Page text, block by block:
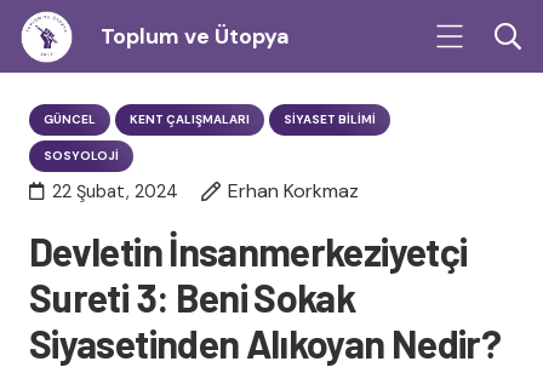
Toplum ve Ütopya
GÜNCEL KENT ÇALIŞMALARI SIYASET BILIMI
SOSYOLOJI
22 Şubat, 2024 Erhan Korkmaz
Devletin İnsanmerkeziyetçi
Sureti 3: Beni Sokak
Siyasetinden Alıkoyan Nedir?